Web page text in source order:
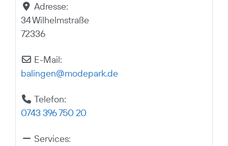
Adresse:
34 Wilhelmstraße
72336
E-Mail:
balingen@modepark.de
Telefon:
0743 396 750 20
Services: